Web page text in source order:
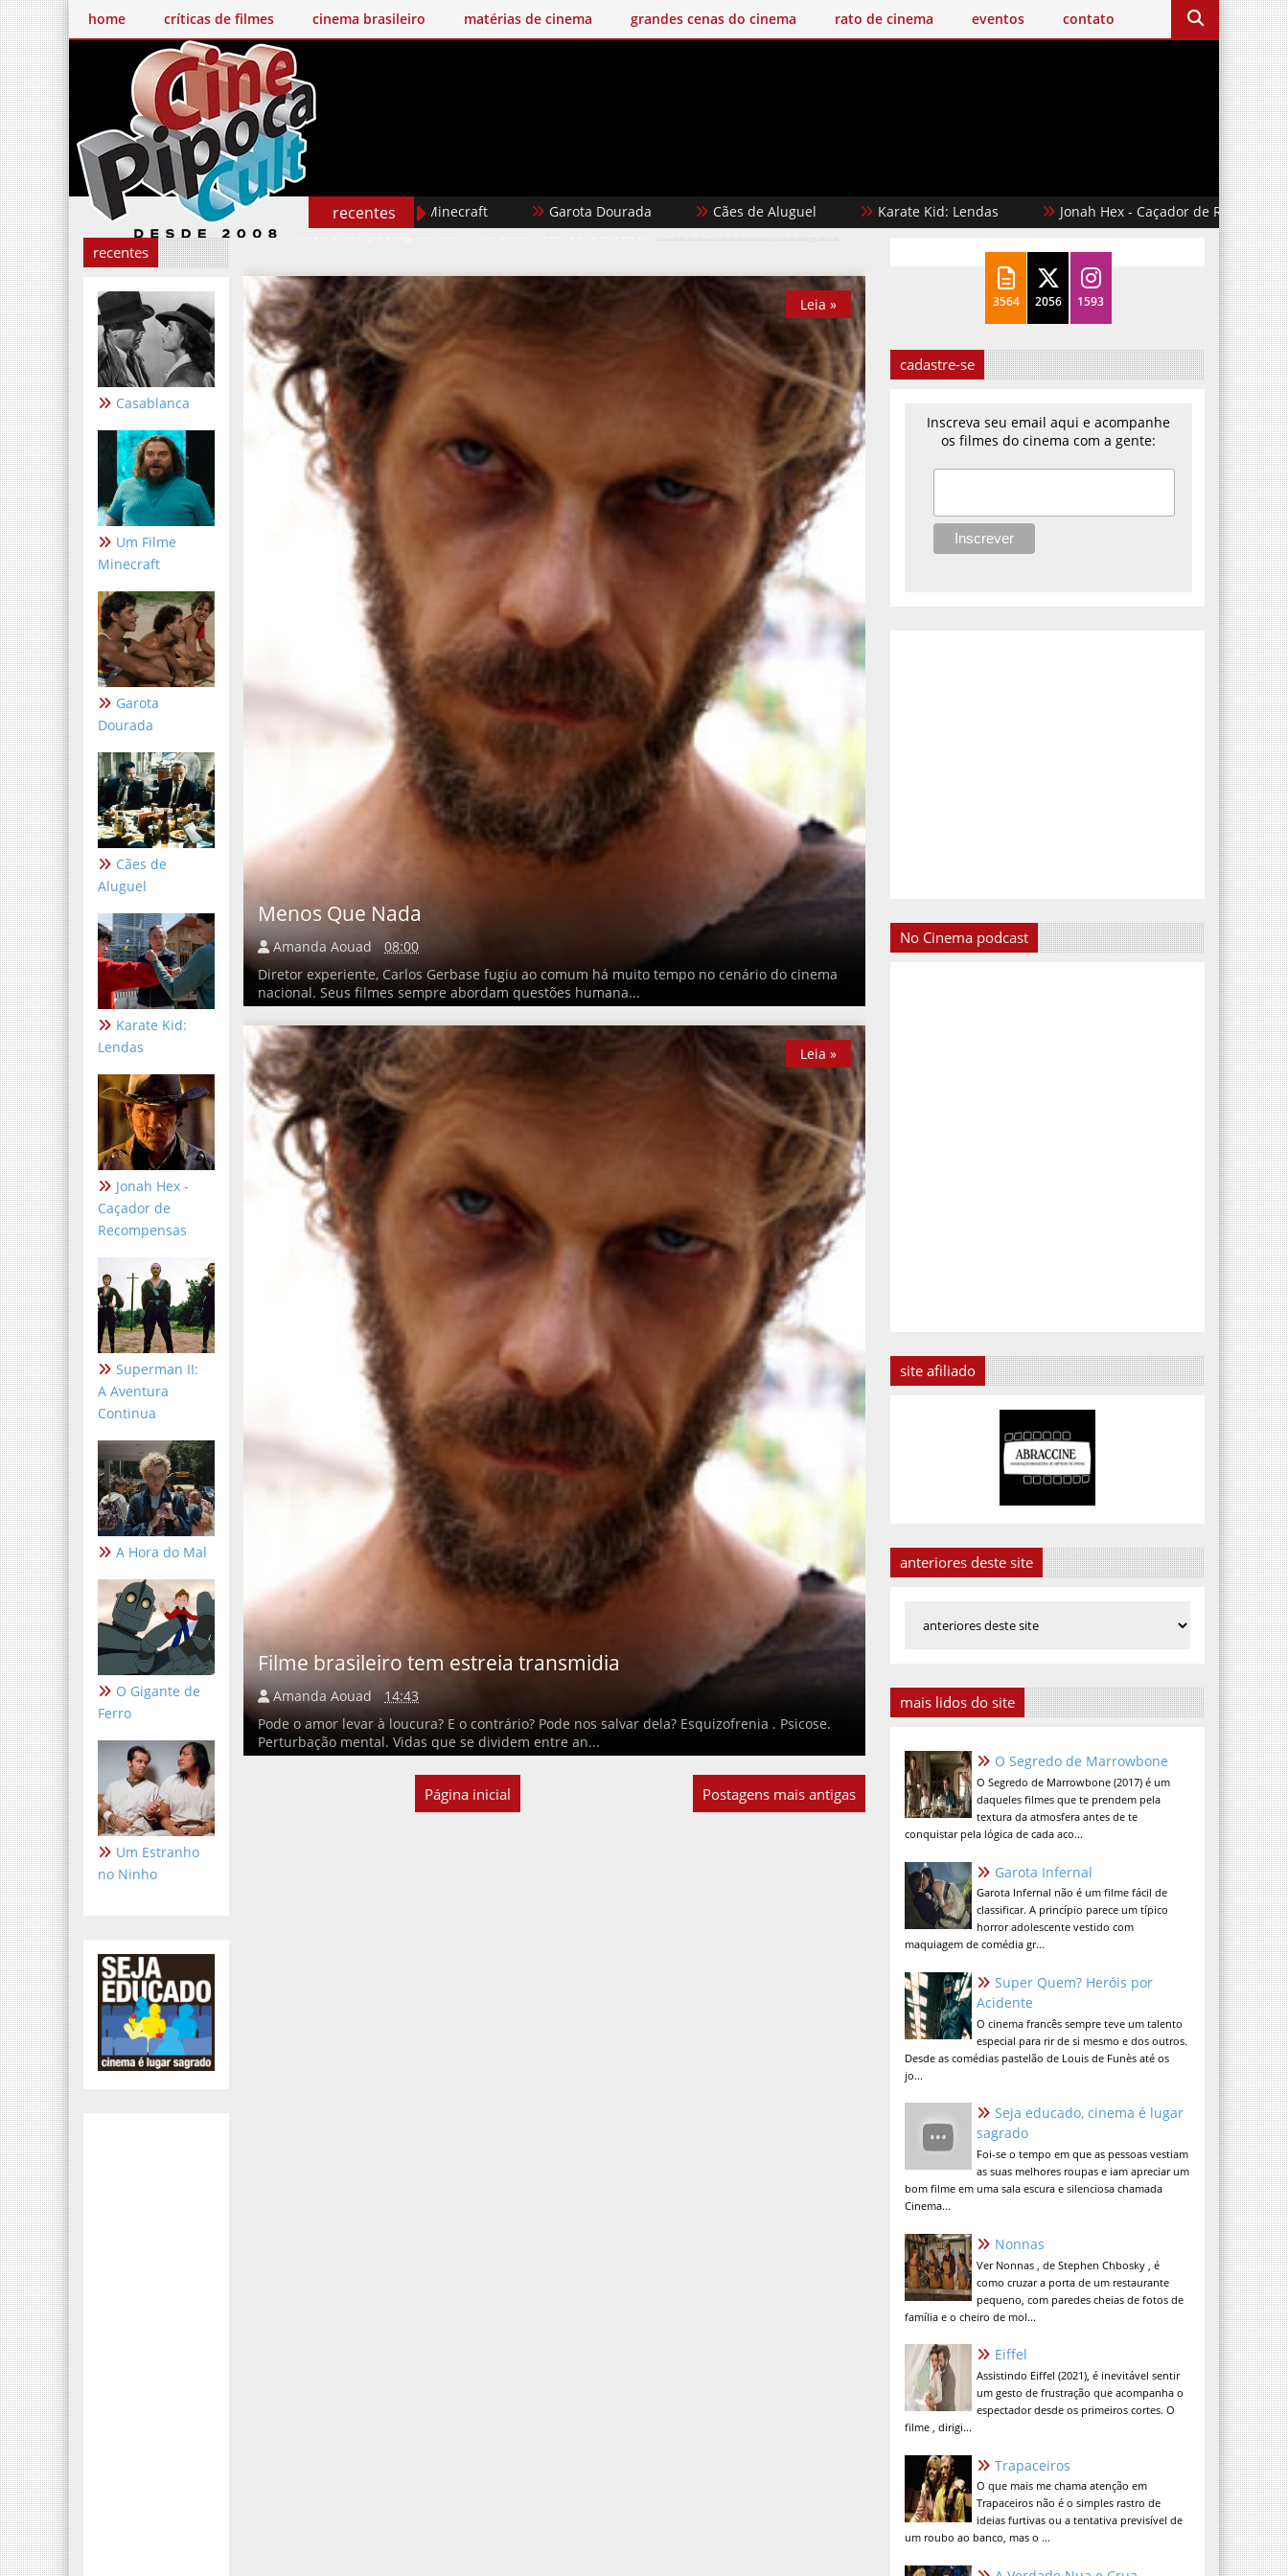
home críticas de filmes cinema brasileiro matérias de cinema grandes cenas do cinema rato de cinema eventos contato
recentes
Um Filme Minecraft Garota Dourada Cães de Aluguel Karate Kid: Lendas Jonah Hex - Caçador de Recompensas
recentes
Casablanca
Um Filme
Minecraft
Garota
Dourada
Cães de
Aluguel
Karate Kid:
Lendas
Jonah Hex -
Caçador de
Recompensas
Superman II:
A Aventura
Continua
A Hora do Mal
O Gigante de
Ferro
Um Estranho
no Ninho
Mostrando postagens com marcadorCarlos Gerbase. Mostrar todas as postagens
Menos Que Nada
Amanda Aouad
08:00
Diretor experiente, Carlos Gerbase fugiu ao comum há muito tempo no cenário do cinema
nacional. Seus filmes sempre abordam questões humana...
Leia »
Leia »
Filme brasileiro tem estreia transmidia
Amanda Aouad
14:43
Pode o amor levar à loucura? E o contrário? Pode nos salvar dela? Esquizofrenia . Psicose.
Perturbação mental. Vidas que se dividem entre an...
Leia »
Leia »
Postagens mais antigas
Página inicial
3564 2056 1593
cadastre-se
Inscreva seu email aqui e acompanhe
os filmes do cinema com a gente:
No Cinema podcast
site afiliado
anteriores deste site
mais lidos do site
O Segredo de Marrowbone
O Segredo de Marrowbone (2017) é um
daqueles filmes que te prendem pela
textura da atmosfera antes de te
conquistar pela lógica de cada aco...
Garota Infernal
Garota Infernal não é um filme fácil de
classificar. A princípio parece um típico
horror adolescente vestido com
maquiagem de comédia gr...
Super Quem? Heróis por
Acidente
O cinema francês sempre teve um talento
especial para rir de si mesmo e dos outros.
Desde as comédias pastelão de Louis de Funès até os
jo...
Seja educado, cinema é lugar
sagrado
Foi-se o tempo em que as pessoas vestiam
as suas melhores roupas e iam apreciar um
bom filme em uma sala escura e silenciosa chamada
Cinema...
Nonnas
Ver Nonnas , de Stephen Chbosky , é
como cruzar a porta de um restaurante
pequeno, com paredes cheias de fotos de
família e o cheiro de mol...
Eiffel
Assistindo Eiffel (2021), é inevitável sentir
um gesto de frustração que acompanha o
espectador desde os primeiros cortes. O
filme , dirigi...
Trapaceiros
O que mais me chama atenção em
Trapaceiros não é o simples rastro de
ideias furtivas ou a tentativa previsível de
um roubo ao banco, mas o ...